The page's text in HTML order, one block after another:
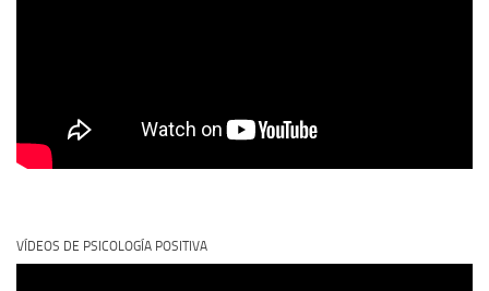
VÍDEOS DE PSICOLOGÍA POSITIVA